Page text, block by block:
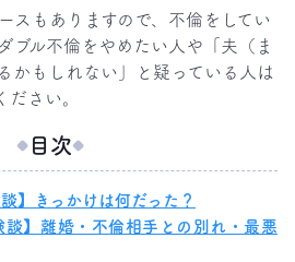
スもありますので、不倫をしてい
ブル不倫をやめたい人や「夫（ま
かもしれない」と疑っている人は
ださい。
目次
】きっかけは何だった？
談】離婚・不倫相手との別れ・最悪